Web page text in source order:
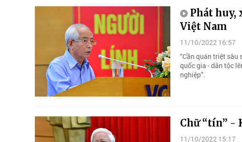
Phát huy,
Việt Nam
11/10/2022 16:57
“Cần quán triệt sâu
quốc gia - dân tộc
nghiệp”.
Chữ “tín” -
11/10/2022 15:17